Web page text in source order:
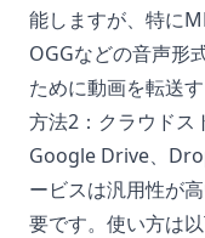
能しますが、特に
OGGなどの音声形
ために動画を転送
方法2：クラウドス
Google Drive、
ービスは汎用性が
要です。使い方は以